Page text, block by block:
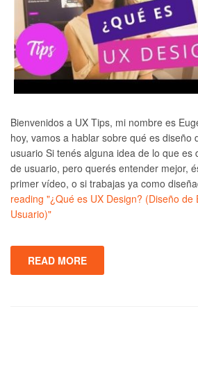
Bienvenidos a UX Tips, mi nombre es
hoy, vamos a hablar sobre qué es diseño
usuario Si tenés alguna idea de lo que es
de usuario, pero querés entender mejor,
primer vídeo, o si trabajas ya como
reading "¿Qué es UX Design? (Diseño de
Usuario)"
READ MORE